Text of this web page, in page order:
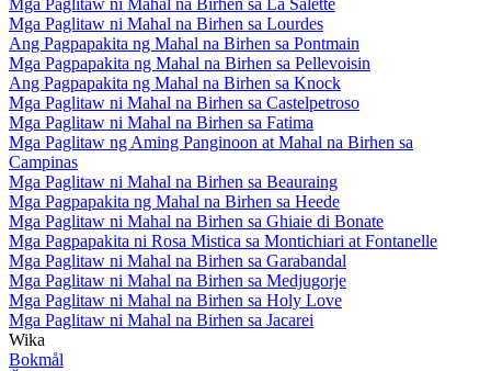
Mga Paglitaw ni Mahal na Birhen sa Lourdes
Ang Pagpapakita ng Mahal na Birhen sa Pontmain
Mga Pagpapakita ng Mahal na Birhen sa Pellevoisin
Ang Pagpapakita ng Mahal na Birhen sa Knock
Mga Paglitaw ni Mahal na Birhen sa Castelpetroso
Mga Paglitaw ni Mahal na Birhen sa Fatima
Mga Paglitaw ng Aming Panginoon at Mahal na Birhen sa
Campinas
Mga Paglitaw ni Mahal na Birhen sa Beauraing
Mga Pagpapakita ng Mahal na Birhen sa Heede
Mga Paglitaw ni Mahal na Birhen sa Ghiaie di Bonate
Mga Pagpapakita ni Rosa Mistica sa Montichiari at Fontanelle
Mga Paglitaw ni Mahal na Birhen sa Garabandal
Mga Paglitaw ni Mahal na Birhen sa Medjugorje
Mga Paglitaw ni Mahal na Birhen sa Holy Love
Mga Paglitaw ni Mahal na Birhen sa Jacarei
Wika
Bokmål